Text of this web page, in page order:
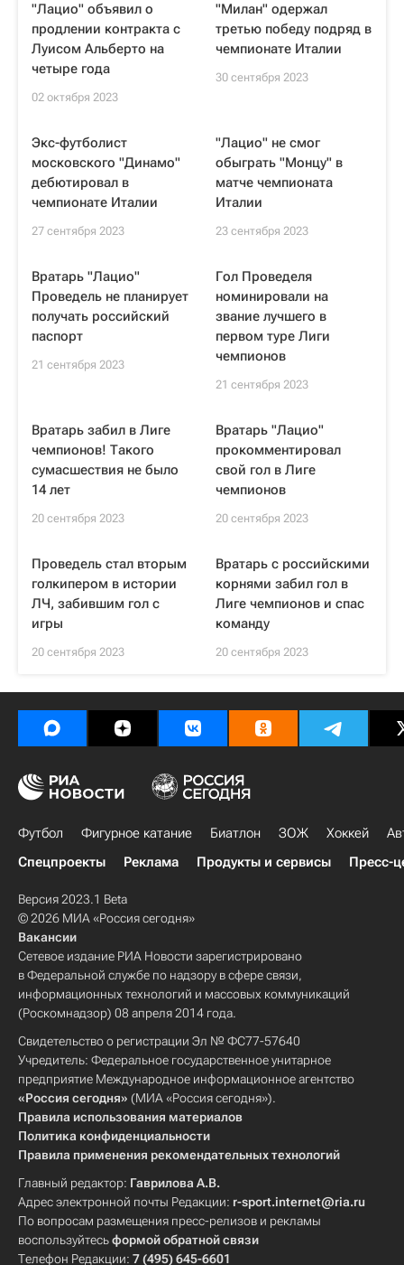
"Лацио" объявил о
продлении контракта с
Луисом Альберто на
четыре года
02 октября 2023
"Милан" одержал
третью победу подряд в
чемпионате Италии
30 сентября 2023
Экс-футболист
московского "Динамо"
дебютировал в
чемпионате Италии
27 сентября 2023
"Лацио" не смог
обыграть "Монцу" в
матче чемпионата
Италии
23 сентября 2023
Вратарь "Лацио"
Проведель не планирует
получать российский
паспорт
21 сентября 2023
Гол Проведеля
номинировали на
звание лучшего в
первом туре Лиги
чемпионов
21 сентября 2023
Вратарь забил в Лиге
чемпионов! Такого
сумасшествия не было
14 лет
20 сентября 2023
Вратарь "Лацио"
прокомментировал
свой гол в Лиге
чемпионов
20 сентября 2023
Проведель стал вторым
голкипером в истории
ЛЧ, забившим гол с
игры
20 сентября 2023
Вратарь с российскими
корнями забил гол в
Лиге чемпионов и спас
команду
20 сентября 2023
Футбол Фигурное катание Биатлон ЗОЖ Хоккей
Спецпроекты
Реклама Продукты и сервисы Пресс-
Версия 2023.1 Beta
© 2026 МИА «Россия сегодня»
Вакансии
Сетевое издание РИА Новости зарегистрировано
в Федеральной службе по надзору в сфере связи,
информационных технологий и массовых коммуникаций
(Роскомнадзор) 08 апреля 2014 года.
Свидетельство о регистрации Эл № ФС77-57640
Учредитель: Федеральное государственное унитарное
предприятие Международное информационное агентство
«Россия сегодня» (МИА «Россия сегодня»).
Правила использования материалов
Политика конфиденциальности
Правила применения рекомендательных технологий
Главный редактор: Гаврилова А.В.
Адрес электронной почты Редакции: r-sport.internet@ria.ru
По вопросам размещения пресс-релизов и рекламы
воспользуйтесьформой обратной связи
Телефон Редакции: 7 (495) 645-6601